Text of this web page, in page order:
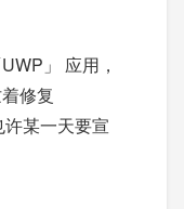
」 应用，
修复
许某一天要宣